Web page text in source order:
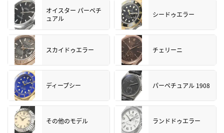
オイスター パーペチ
ュアル
シードゥエラー
スカイドゥエラー チェリーニ
ディープシー パーペチュアル 1908
その他のモデル ランドドゥエラー